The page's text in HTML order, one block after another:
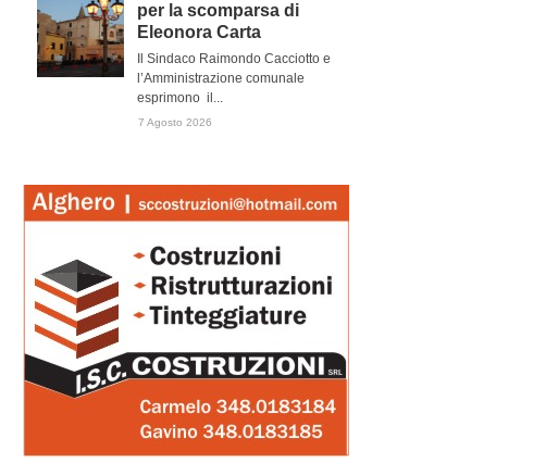
per la scomparsa di
Eleonora Carta
Il Sindaco Raimondo Cacciotto e
l’Amministrazione comunale
esprimono il...
7 Agosto 2026